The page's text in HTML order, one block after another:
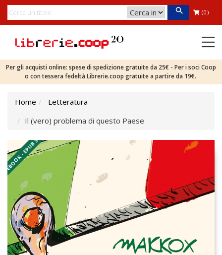
(0)
Per gli acquisti online: spese di spedizione gratuite da 25€ - Per i soci Coop
o con tessera fedeltà Librerie.coop gratuite a partire da 19€.
Home
Letteratura
Il (vero) problema di questo Paese
EBOOK - EPUB 3